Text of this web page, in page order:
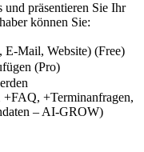
und präsentieren Sie Ihr
können Sie:
E-Mail, Website) (Free)
(Pro)
+Terminanfragen,
– AI-GROW)